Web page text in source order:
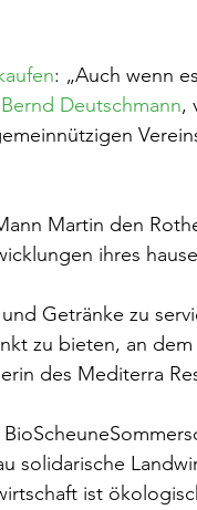
: „Auch wenn
Bernd Deutschmann,
Martin den
ihres
Getränke zu
zu bieten, an
des Mediterra
solidarische
ist